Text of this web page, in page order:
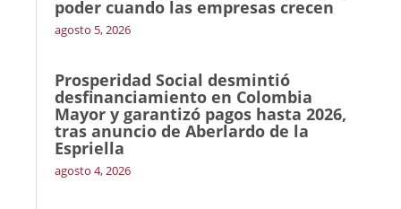
poder cuando las empresas crecen
agosto 5, 2026
Prosperidad Social desmintió
desfinanciamiento en Colombia
Mayor y garantizó pagos hasta 2026,
tras anuncio de Aberlardo de la
Espriella
agosto 4, 2026